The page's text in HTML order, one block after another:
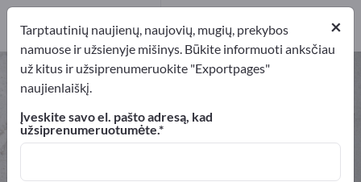
Techniniai audiniai – raskite
gamintojus ir tiekėjus
Eksportuotojai Gamintojai
×
Tarptautinių naujienų, naujovių, mugių, prekybos
namuose ir užsienyje mišinys. Būkite informuoti anksčiau
už kitus ir užsiprenumeruokite "Exportpages"
naujienlaiškį.
Įveskite savo el. pašto adresą, kad
užsiprenumeruotumėte.